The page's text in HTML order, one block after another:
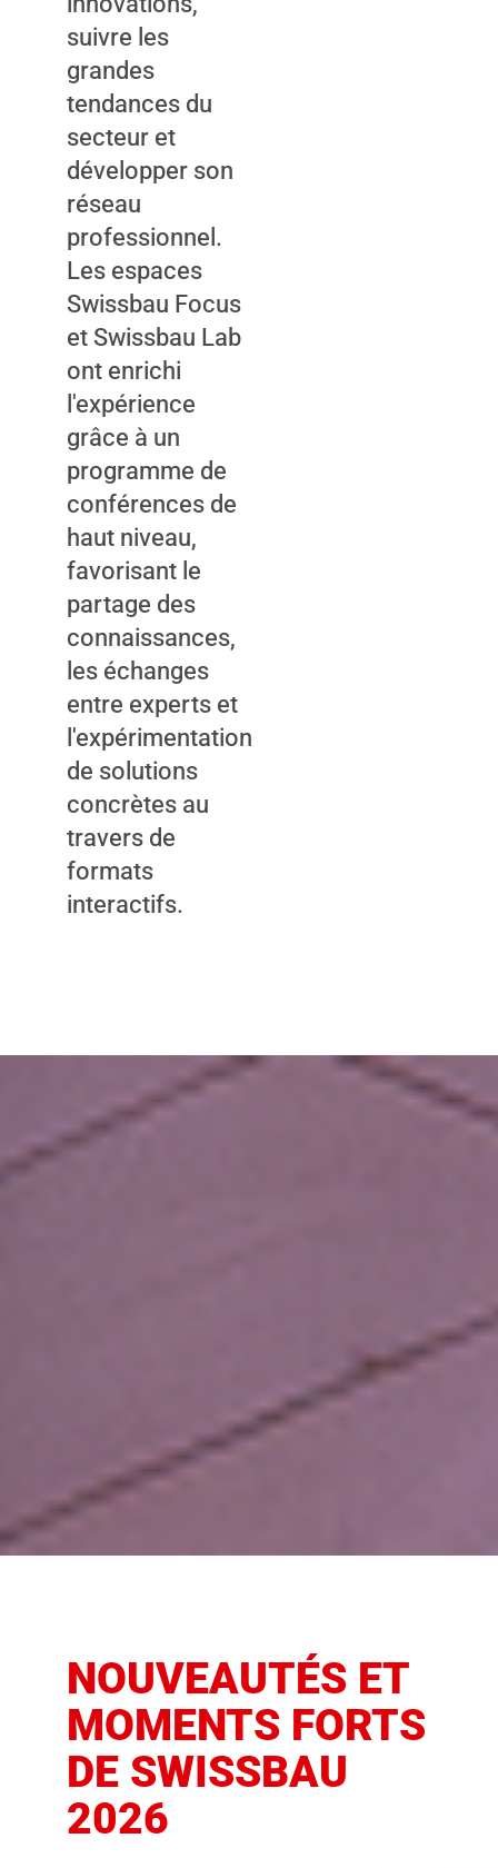
suivre les
grandes
tendances du
secteur et
développer son
réseau
professionnel.
Les espaces
Swissbau Focus
et Swissbau Lab
ont enrichi
l'expérience
grâce à un
programme de
conférences de
haut niveau,
favorisant le
partage des
connaissances,
les échanges
entre experts et
l'expérimentation
de solutions
concrètes au
travers de
formats
interactifs.
NOUVEAUTÉS ET
MOMENTS FORTS
DE SWISSBAU
2026